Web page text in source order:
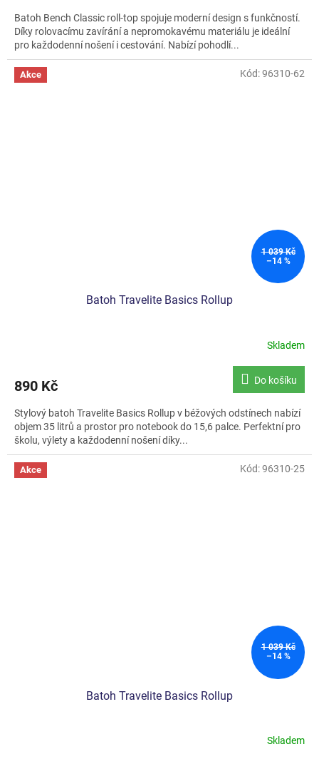
z
5
hvězdiček.
Batoh Bench Classic roll-top spojuje moderní design s funkčností.
Díky rolovacímu zavírání a nepromokavému materiálu je ideální
pro každodenní nošení i cestování. Nabízí pohodlí...
Akce
1 039 Kč
–14 %
Batoh Travelite Basics Rollup
Skladem
890 Kč Do košíku
Stylový batoh Travelite Basics Rollup v béžových odstínech nabízí
objem 35 litrů a prostor pro notebook do 15,6 palce. Perfektní pro
školu, výlety a každodenní nošení díky...
Kód:96310-62
Akce
1 039 Kč
–14 %
Batoh Travelite Basics Rollup
Skladem
Kód:96310-25